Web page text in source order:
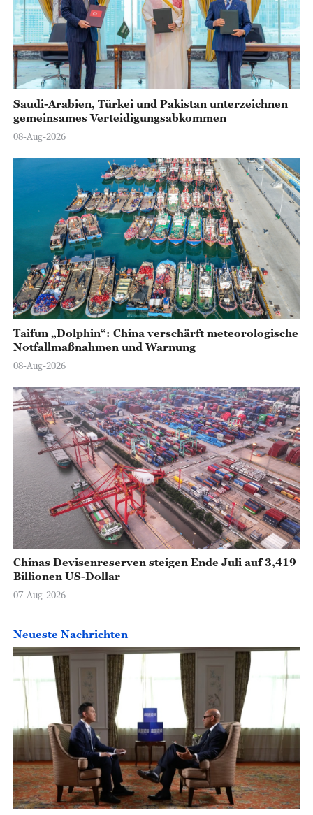
Saudi-Arabien, Türkei und Pakistan unterzeichnen
gemeinsames Verteidigungsabkommen
08-Aug-2026
Taifun „Dolphin“: China verschärft meteorologische
Notfallmaßnahmen und Warnung
08-Aug-2026
Chinas Devisenreserven steigen Ende Juli auf 3,419
Billionen US-Dollar
07-Aug-2026
Neueste Nachrichten